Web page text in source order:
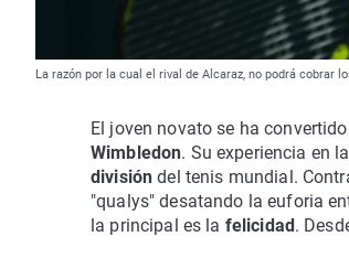
La razón por la cual el rival de Alcaraz, no podrá cobrar
El joven novato se ha
Wimbledon. Su experiencia en
divisióndel tenis mundial.
"qualys" desatando la euforia
la principal es la felicidad .